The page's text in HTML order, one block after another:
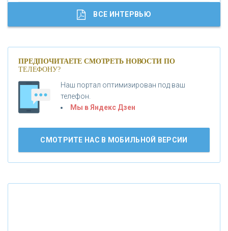
«ГАЗПРОМБАНК»
«МОСКОВСКИЙ КРЕДИТНЫЙ БАНК»
«БАНК ВОЗРОЖДЕНИЕ»
АО «КРЕДИТ ЕВРОПА БАНК»
Банки.ру обновил логотип впервые за 19 лет -
ВСЕ ИНТЕРВЬЮ
ПРЕДПОЧИТАЕТЕ СМОТРЕТЬ НОВОСТИ ПО
ТЕЛЕФОНУ?
Наш портал оптимизирован под ваш
телефон.
Мы в Яндекс Дзен
СМОТРИТЕ НАС В МОБИЛЬНОЙ ВЕРСИИ